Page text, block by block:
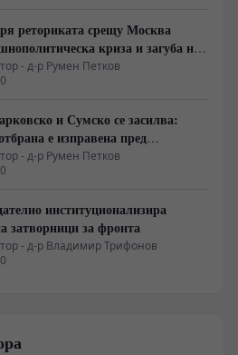
реториката срещу Москва
криза и загуба на
- д-р Румен Петков
и Сумско се засилва:
е изправена пред
- д-р Румен Петков
институционализира
затворници за фронта
- д-р Владимир Трифонов